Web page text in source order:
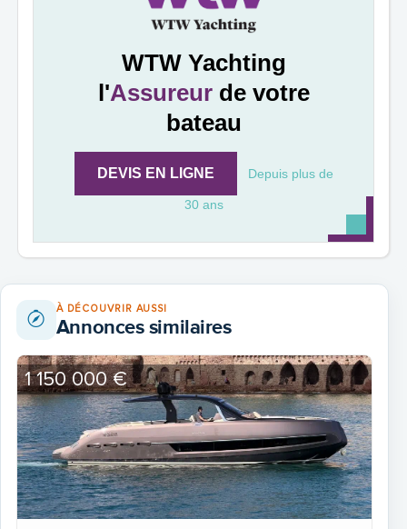
WTW Yachting
l'Assureurde votre
bateau
DEVIS EN LIGNE Depuis plus de
30 ans
À DÉCOUVRIR AUSSI
Annonces similaires
1 150 000 €